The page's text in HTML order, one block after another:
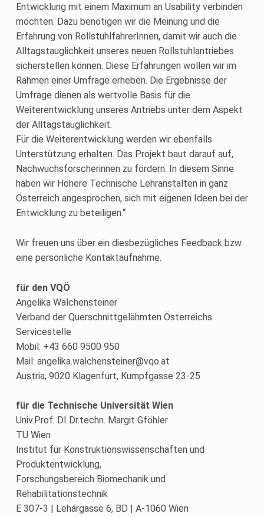
Entwicklung mit einem Maximum an Usability verbinden
möchten. Dazu benötigen wir die Meinung und die
Erfahrung von RollstuhlfahrerInnen, damit wir auch die
Alltagstauglichkeit unseres neuen Rollstuhlantriebes
sicherstellen können. Diese Erfahrungen wollen wir im
Rahmen einer Umfrage erheben. Die Ergebnisse der
Umfrage dienen als wertvolle Basis für die
Weiterentwicklung unseres Antriebs unter dem Aspekt
der Alltagstauglichkeit.
Für die Weiterentwicklung werden wir ebenfalls
Unterstützung erhalten. Das Projekt baut darauf auf,
Nachwuchsforscherinnen zu fördern. In diesem Sinne
haben wir Höhere Technische Lehranstalten in ganz
Österreich angesprochen, sich mit eigenen Ideen bei der
Entwicklung zu beteiligen.“
Wir freuen uns über ein diesbezügliches Feedback bzw.
eine persönliche Kontaktaufnahme.
für den VQÖ
Angelika Walchensteiner
Verband der Querschnittgelähmten Österreichs
Servicestelle
Mobil: +43 660 9500 950
Mail: angelika.walchensteiner@vqo.at
Austria, 9020 Klagenfurt, Kumpfgasse 23-25
für die Technische Universität Wien
Univ.Prof. DI Dr.techn. Margit Gföhler
TU Wien
Institut für Konstruktionswissenschaften und
Produktentwicklung,
Forschungsbereich Biomechanik und
Rehabilitationstechnik
E 307-3 | Lehárgasse 6, BD | A-1060 Wien